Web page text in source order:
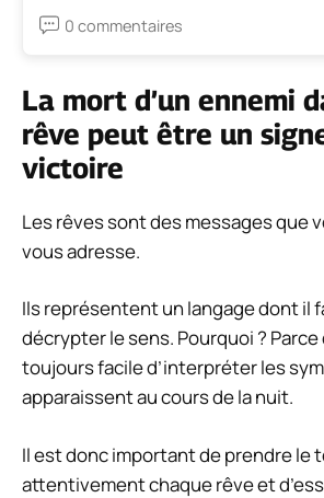
0 commentaires
La mort d’un ennemi
rêve peut être un
victoire
Les rêves sont des messages que
vous adresse.
Ils représentent un langage dont il
décrypter le sens. Pourquoi ? Parce
toujours facile d’interpréter les
apparaissent au cours de la nuit.
Il est donc important de prendre le
attentivement chaque rêve et